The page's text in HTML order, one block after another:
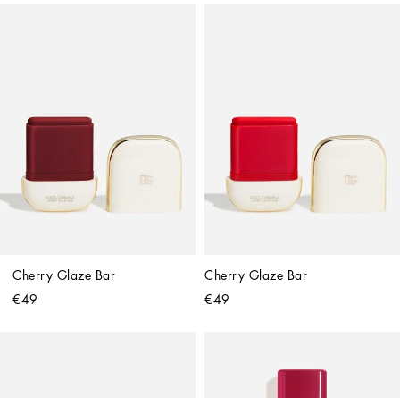
Cherry Glaze Bar
€49
Cherry Glaze Bar
€49